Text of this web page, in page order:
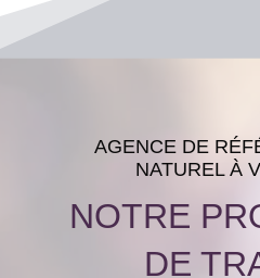
AGENCE DE
NATUREL À
NOTRE
DE